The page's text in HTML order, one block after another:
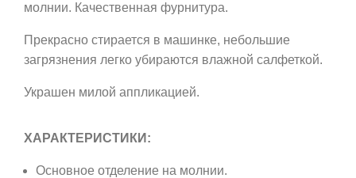
молнии. Качественная фурнитура.
Прекрасно стирается в машинке, небольшие
загрязнения легко убираются влажной салфеткой.
Украшен милой аппликацией.
ХАРАКТЕРИСТИКИ:
Основное отделение на молнии.